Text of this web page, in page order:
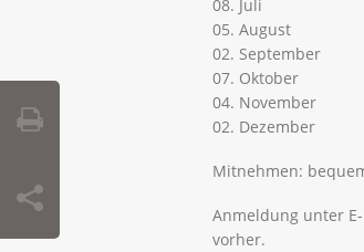
08. Juli
05. August
02. September
07. Oktober
04. November
02. Dezember
Mitnehmen:
Anmeldung unter
vorher.